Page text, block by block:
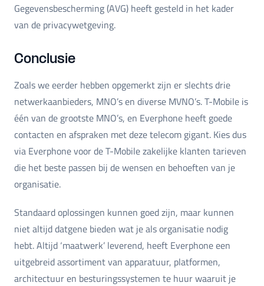
Gegevensbescherming (AVG) heeft gesteld in het kader
van de privacywetgeving.
Conclusie
Zoals we eerder hebben opgemerkt zijn er slechts drie
netwerkaanbieders, MNO’s en diverse MVNO’s. T-Mobile is
één van de grootste MNO’s, en Everphone heeft goede
contacten en afspraken met deze telecom gigant. Kies dus
via Everphone voor de T-Mobile zakelijke klanten tarieven
die het beste passen bij de wensen en behoeften van je
organisatie.
Standaard oplossingen kunnen goed zijn, maar kunnen
niet altijd datgene bieden wat je als organisatie nodig
hebt. Altijd ‘maatwerk’ leverend, heeft Everphone een
uitgebreid assortiment van apparatuur, platformen,
architectuur en besturingssystemen te huur waaruit je